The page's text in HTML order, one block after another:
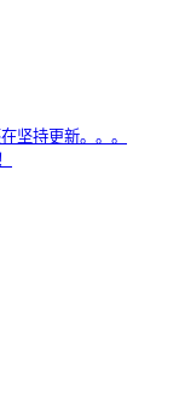
坚持更新。。。